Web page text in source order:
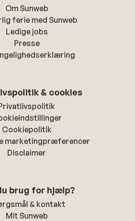
Om Sunweb
ferie med Sunweb
Ledige jobs
Presse
& cookies
Cookiepolitik
marketingpræferencer
Disclaimer
brug for hjælp?
& kontakt
Mit Sunweb